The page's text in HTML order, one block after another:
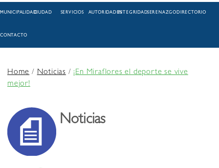
MUNICIPALIDADCIUDAD SERVICIOS AUTORIDADESINTEGRIDADSERENAZGODIRECTORIO
CONTACTO
Home/Noticias / ¡En Miraflores el deporte se vive
mejor!
Noticias